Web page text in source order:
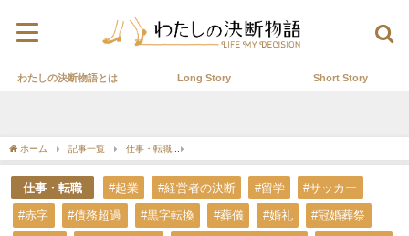
わたしの決断物語とは Long Story Short Story
ホーム 記事一覧 仕事・転職
仕事・転職 #起業 #経営者の決断 #留学 #サッカー
#赤字 #債務超過 #黒字転換 #葬儀 #婚礼 #冠婚葬祭